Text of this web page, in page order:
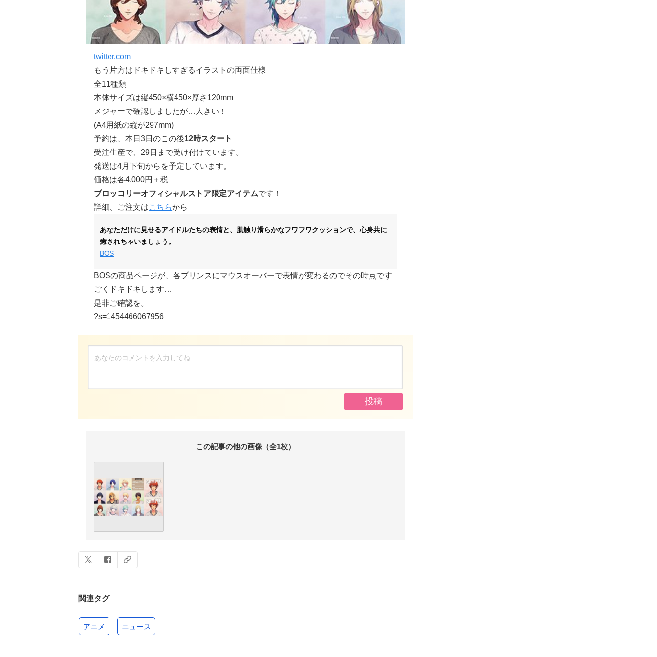
twitter.com
もう片方はドキドキしすぎるイラストの両面仕様
全11種類
本体サイズは縦450×横450×厚さ120mm
メジャーで確認しましたが…大きい！
(A4用紙の縦が297mm)
予約は、本日3日のこの後12時スタート
受注生産で、29日まで受け付けています。
発送は4月下旬からを予定しています。
価格は各4,000円＋税
ブロッコリーオフィシャルストア限定アイテムです！
詳細、ご注文はこちらから
あなただけに見せるアイドルたちの表情と、肌触り滑らかなフワフワクッションで、 心身共に
癒されちゃいましょう。
BOS
BOSの商品ページが、各プリンスにマウスオーバーで表情が変わるのでその時点です
ごくドキドキします…
是非ご確認を。
?s=1454466067956
この記事の他の画像（全1枚）
関連タグ
アニメ ニュース